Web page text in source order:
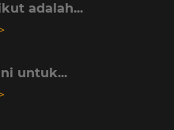
adalah...
untuk...